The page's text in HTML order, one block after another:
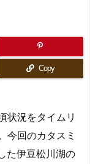
Copy
状況をタイムリ
今回のカタスミ
た伊豆松川湖の